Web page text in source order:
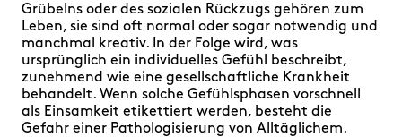
Grübelns oder des sozialen Rückzugs gehören zum
Leben, sie sind oft normal oder sogar notwendig und
manchmal kreativ. In der Folge wird, was
ursprünglich ein individuelles Gefühl beschreibt,
zunehmend wie eine gesellschaftliche Krankheit
behandelt. Wenn solche Gefühlsphasen vorschnell
als Einsamkeit etikettiert werden, besteht die
Gefahr einer Pathologisierung von Alltäglichem.